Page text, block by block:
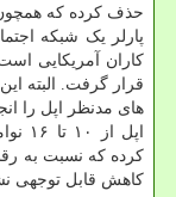
حذف کرده که همچون
پارلر یک شبکه
قرار گرفت. البته
های مدنظر اپل را
کاهش قابل توجهی